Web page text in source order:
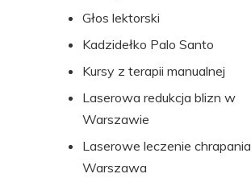
Głos lektorski
Kadzidełko Palo Santo
Kursy z terapii manualnej
Laserowa redukcja blizn w
Warszawie
Laserowe leczenie chrapania
Warszawa